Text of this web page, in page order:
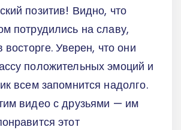
позитив! Видно, что
потрудились на славу,
восторге. Уверен, что они
положительных эмоций и
всем запомнится надолго.
видео с друзьями — им
этот